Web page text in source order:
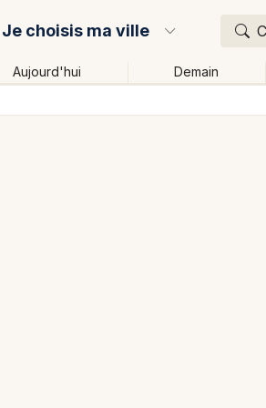
Je choisis ma ville
Aujourd'hui Demain